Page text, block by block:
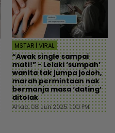
MSTAR | VIRAL
“Awak single sampai
mati!” - Lelaki ‘sumpah’
wanita tak jumpa jodoh,
marah permintaan nak
bermanja masa ‘dating’
ditolak
Ahad, 08 Jun 2025 1:00 PM